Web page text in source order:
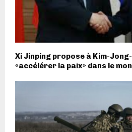
Xi Jinping propose à Kim-
«accélérer la paix» dans le